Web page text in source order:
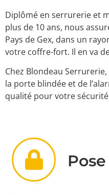
Diplômé en serrurerie et
plus de 10 ans, nous
Pays de Gex, dans un
votre coffre-fort. Il en va
Chez Blondeau
la porte blindée et de
qualité pour votre